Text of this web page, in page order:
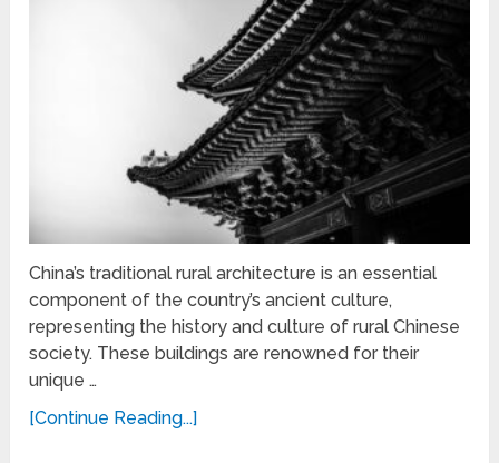
China’s traditional rural architecture is an essential
component of the country’s ancient culture,
representing the history and culture of rural Chinese
society. These buildings are renowned for their
unique …
[Continue Reading...]